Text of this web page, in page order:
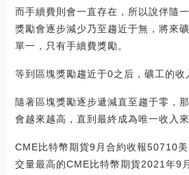
而手續費則會一直存在，所以說伴隨
獎勵會逐步減少乃至趨近于無，將來
單一，只有手續費獎勵。
等到區塊獎勵趨近于0之后，礦工的收
隨著區塊獎勵逐步遞減直至趨于零，
會越來越高，直到最終成為唯一收入來
CME比特幣期貨9月合約收報50710
交量最高的CME比特幣期貨2021年9